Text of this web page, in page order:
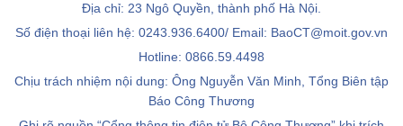
Địa chỉ: 23 Ngô Quyền, thành phố Hà Nội.
Số điện thoại liên hệ: 0243.936.6400/ Email: BaoCT@moit.gov.vn
Hotline: 0866.59.4498
Chịu trách nhiệm nội dung: Ông Nguyễn Văn Minh, Tổng Biên tập
Báo Công Thương